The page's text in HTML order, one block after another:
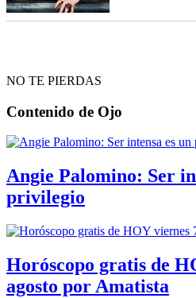
NO TE PIERDAS
Contenido de Ojo
Angie Palomino: Ser
privilegio
Horóscopo gratis de
agosto por Amatista